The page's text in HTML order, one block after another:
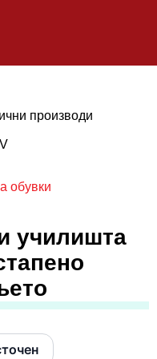
производи
IV
обувки
училишта